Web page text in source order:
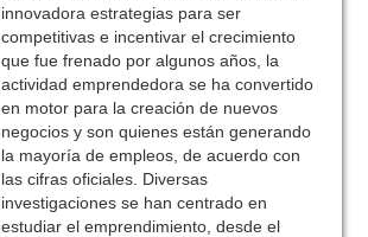
innovadora estrategias para ser
competitivas e incentivar el crecimiento
que fue frenado por algunos años, la
actividad emprendedora se ha convertido
en motor para la creación de nuevos
negocios y son quienes están generando
la mayoría de empleos, de acuerdo con
las cifras oficiales. Diversas
investigaciones se han centrado en
estudiar el emprendimiento, desde el